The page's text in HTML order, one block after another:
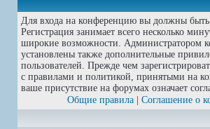
Для входа на конференцию вы должны быть
Регистрация занимает всего несколько
широкие возможности. Администратором
установлены также дополнительные
пользователей. Прежде чем
с правилами и политикой, принятыми на
ваше присутствие на форумах означает
Общие правила
Соглашение о